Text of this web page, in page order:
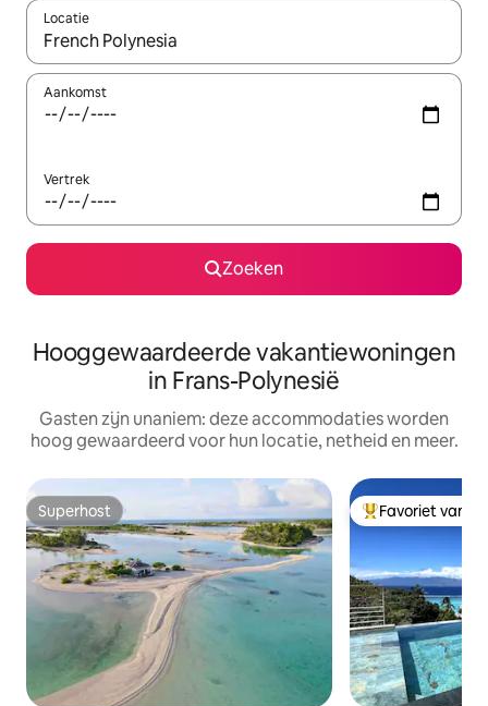
Locatie
Wanneer er resultaten beschikbaar zijn, maak je een keuze
Aankomst
Vertrek
Zoeken
Hooggewaardeerde vakantiewoningen
in Frans-Polynesië
Gasten zijn unaniem: deze accommodaties worden
hoog gewaardeerd voor hun locatie, netheid en meer.
Superhost
Superhost Topfavoriet van
Favoriet van